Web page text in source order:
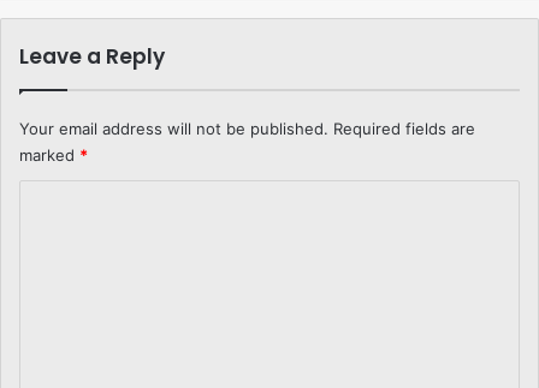
Leave a Reply
Your email address will not be published. Required fields are
marked *